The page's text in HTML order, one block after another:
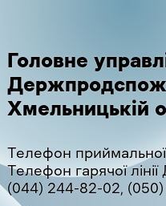
Головне
Хмельницькій
Телефон
Телефон гарячої
(044) 244-82-02,